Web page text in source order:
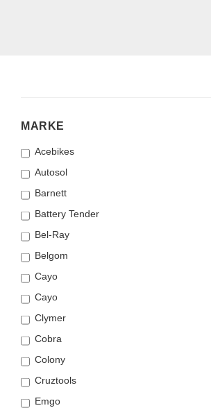
MARKE
MARKE
Acebikes
Autosol
Barnett
Battery Tender
Bel-Ray
Belgom
Cayo
Cayo
Clymer
Cobra
Colony
Cruztools
Emgo